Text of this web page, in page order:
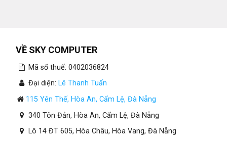
VỀ SKY COMPUTER
Mã số thuế: 0402036824
Đại diện: Lê Thanh Tuấn
115 Yên Thế, Hòa An, Cẩm Lệ, Đà Nẵng
340 Tôn Đản, Hòa An, Cẩm Lệ, Đà Nẵng
Lô 14 ĐT 605, Hòa Châu, Hòa Vang, Đà Nẵng